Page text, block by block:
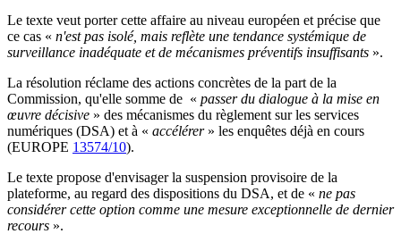
Le texte veut porter cette affaire au niveau européen et précise que
ce cas « n'est pas isolé, mais reflète une tendance systémique de
surveillance inadéquate et de mécanismes préventifs insuffisants ».
La résolution réclame des actions concrètes de la part de la
Commission, qu'elle somme de « passer du dialogue à la mise en
œuvre décisive » des mécanismes du règlement sur les services
numériques (DSA) et à « accélérer » les enquêtes déjà en cours
(EUROPE 13574/10).
Le texte propose d'envisager la suspension provisoire de la
plateforme, au regard des dispositions du DSA, et de « ne pas
considérer cette option comme une mesure exceptionnelle de dernier
recours ».